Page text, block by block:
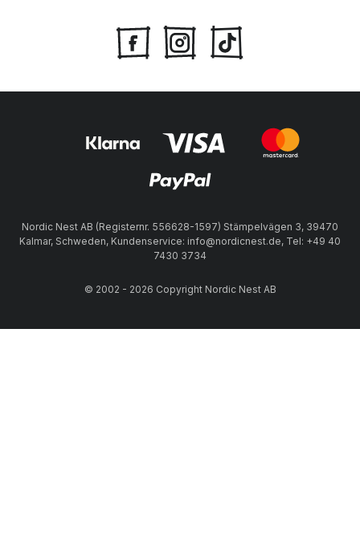
Nordic Nest AB (Registernr. 556628-1597) Stämpelvägen 3, 39470
Kalmar, Schweden, Kundenservice: info@nordicnest.de, Tel: +49 40
7430 3734
© 2002 - 2026 Copyright Nordic Nest AB